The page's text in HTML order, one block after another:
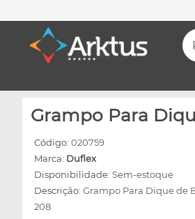
Grampo Para
Código: 020759
Marca: Duflex
Disponibilidade: Sem-estoque
Descrição: Grampo Para Dique de
208